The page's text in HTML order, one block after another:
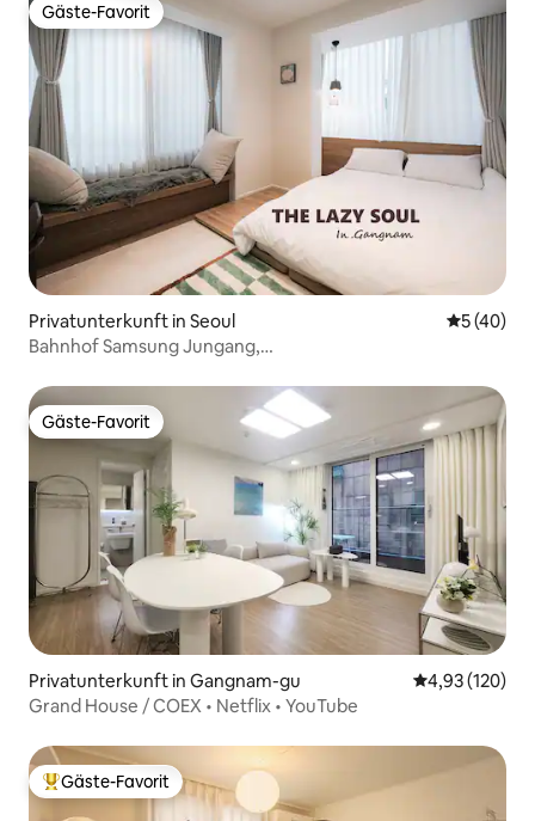
Gäste-Favorit
Gäste-Favorit
Privatunterkunft in Seoul
5 (40)
Bahnhof Samsung Jungang,
Aufzug#COEX#Bahnhof
Gangnam#Lotte World Tower#Bahnhof
Apgujeong/Rodeo#Herz von Seoul
Gäste-Favorit
Gäste-Favorit
Privatunterkunft in Gangnam-gu
4,93 (120)
Grand House / COEX • Netflix • YouTube
Beliebter Gäste-Favorit.
Gäste-Favorit